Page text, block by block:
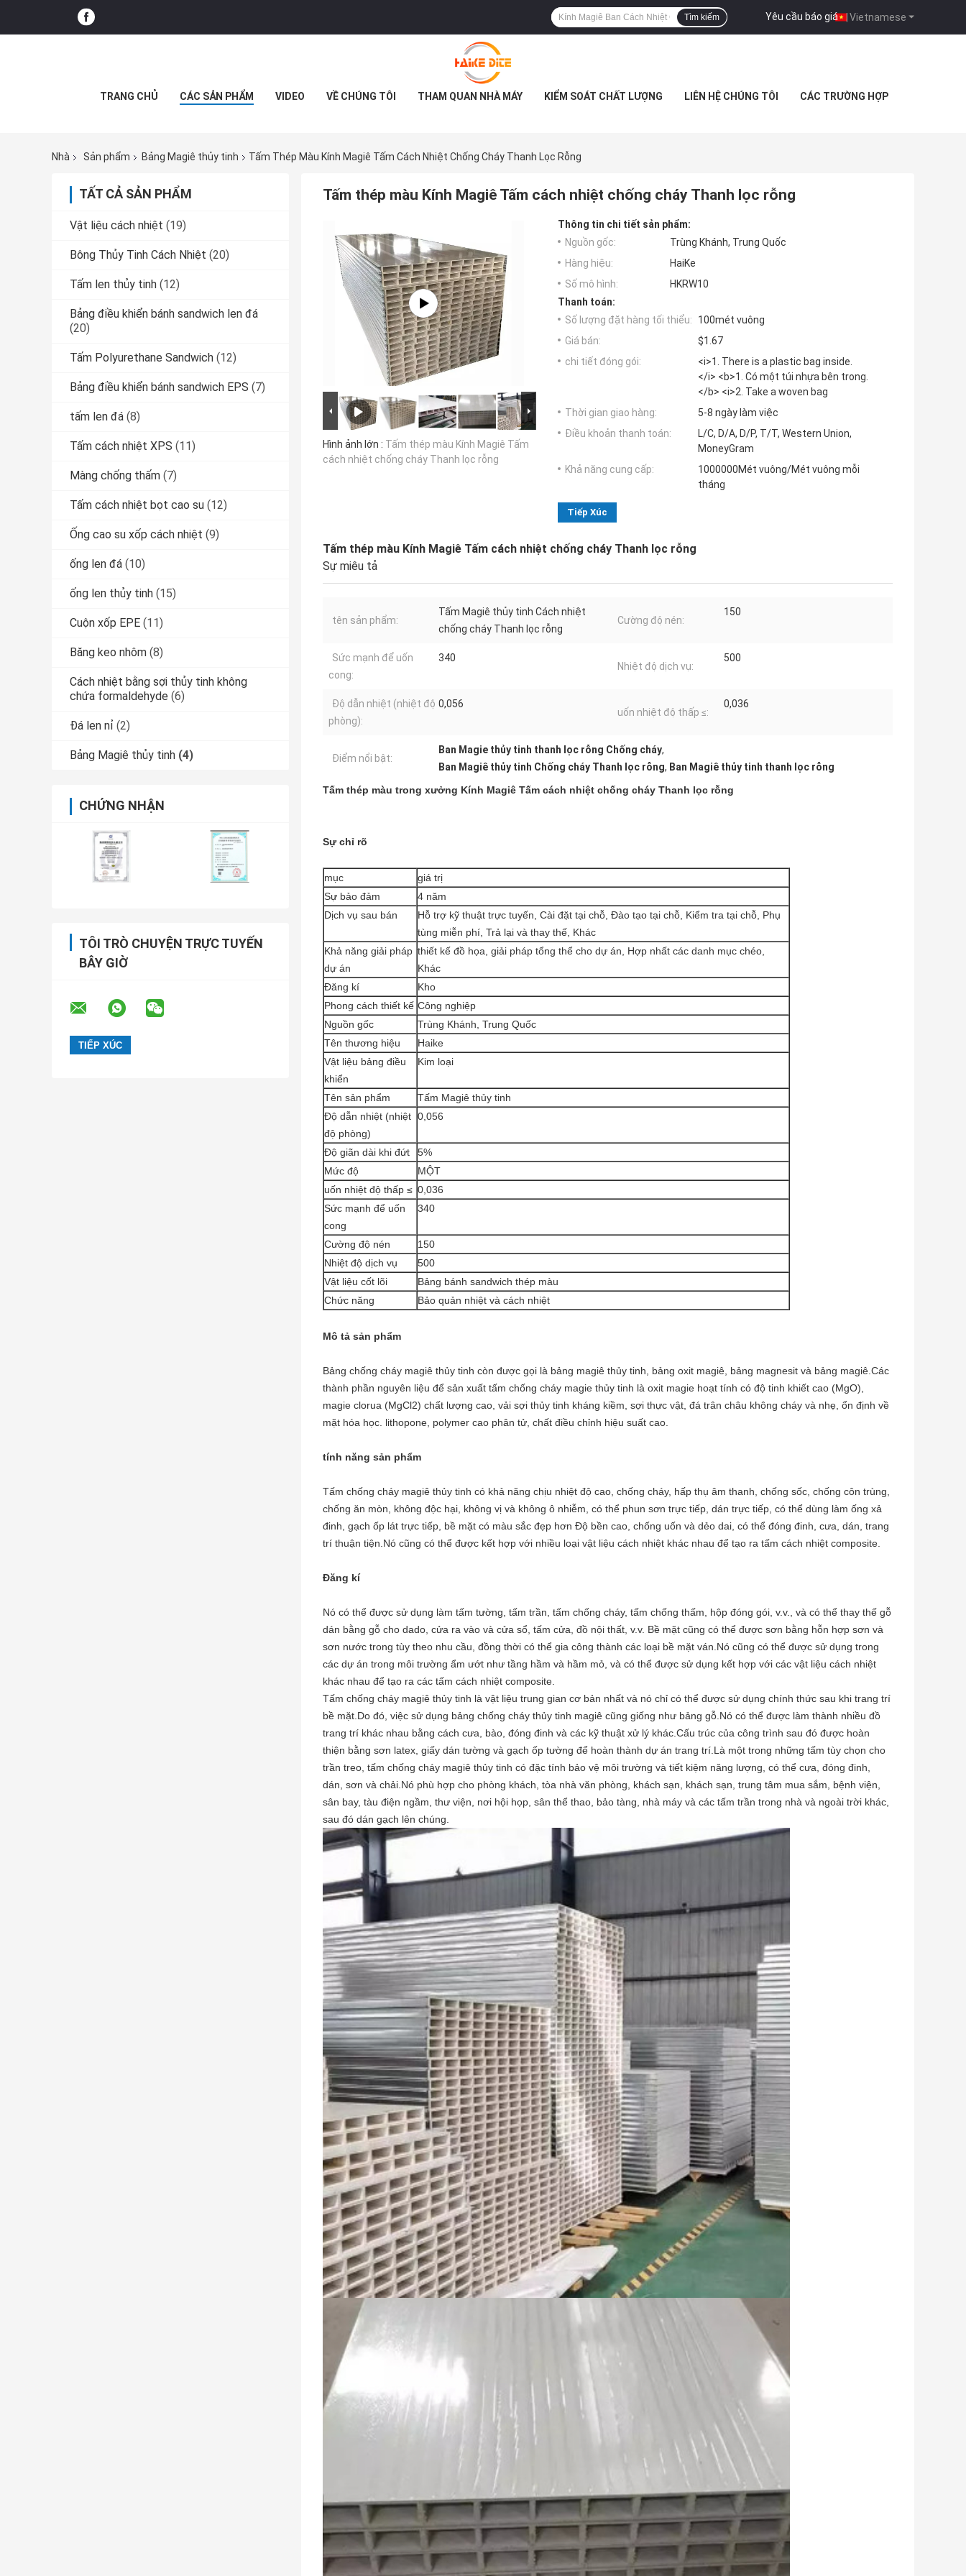
Chúng tôi sẽ gọi lại cho bạn sớm!
GỬI ĐI
Vietnamese
Yêu cầu báo giá |
Tìm kiếm
TRANG CHỦ CÁC SẢN PHẨM VIDEO VỀ CHÚNG TÔI THAM QUAN NHÀ MÁY KIỂM SOÁT CHẤT LƯỢNG LIÊN HỆ CHÚNG TÔI CÁC TRƯỜNG HỢP
Nhà Sản phẩm Bảng Magiê thủy tinh Tấm Thép Màu Kính Magiê Tấm Cách Nhiệt Chống Cháy Thanh Lọc Rỗng
TẤT CẢ SẢN PHẨM
Vật liệu cách nhiệt (19)
Bông Thủy Tinh Cách Nhiệt (20)
Tấm len thủy tinh (12)
Bảng điều khiển bánh sandwich len đá
(20)
Tấm Polyurethane Sandwich (12)
Bảng điều khiển bánh sandwich EPS (7)
tấm len đá (8)
Tấm cách nhiệt XPS (11)
Màng chống thấm (7)
Tấm cách nhiệt bọt cao su (12)
Ống cao su xốp cách nhiệt (9)
ống len đá (10)
ống len thủy tinh (15)
Cuộn xốp EPE (11)
Băng keo nhôm (8)
Cách nhiệt bằng sợi thủy tinh không
chứa formaldehyde (6)
Đá len nỉ (2)
Bảng Magiê thủy tinh (4)
CHỨNG NHẬN
TÔI TRÒ CHUYỆN TRỰC TUYẾN
BÂY GIỜ
Tấm thép màu Kính Magiê Tấm cách nhiệt chống cháy Thanh lọc rỗng
Hình ảnh lớn : Tấm thép màu Kính Magiê Tấm
cách nhiệt chống cháy Thanh lọc rỗng
Thông tin chi tiết sản phẩm:
Nguồn gốc:
Trùng Khánh, Trung Quốc
Hàng hiệu:
HaiKe
Số mô hình:
HKRW10
Thanh toán:
Số lượng đặt hàng tối thiểu:
100mét vuông
Giá bán:
$1.67
chi tiết đóng gói:
<i>1. There is a plastic bag inside.
</i> <b>1. Có một túi nhựa bên trong.
</b> <i>2. Take a woven bag
Thời gian giao hàng:
5-8 ngày làm việc
Điều khoản thanh toán:
L/C, D/A, D/P, T/T, Western Union,
MoneyGram
Khả năng cung cấp:
1000000Mét vuông/Mét vuông mỗi
tháng
Tiếp Xúc
Tấm thép màu Kính Magiê Tấm cách nhiệt chống cháy Thanh lọc rỗng
Sự miêu tả
tên sản phẩm:
Tấm Magiê thủy tinh Cách nhiệt
chống cháy Thanh lọc rỗng
Cường độ nén:
150
Sức mạnh để uốn
cong:
340
Nhiệt độ dịch vụ:
500
Độ dẫn nhiệt (nhiệt độ
phòng):
0,056
uốn nhiệt độ thấp ≤:
0,036
Điểm nổi bật:
Ban Magie thủy tinh thanh lọc rỗng Chống cháy,
Ban Magiê thủy tinh Chống cháy Thanh lọc rỗng, Ban Magiê thủy tinh thanh lọc rỗng
Tấm thép màu trong xưởng Kính Magiê Tấm cách nhiệt chống cháy Thanh lọc rỗng
Sự chỉ rõ
mục
giá trị
Sự bảo đảm
4 năm
Dịch vụ sau bán
Hỗ trợ kỹ thuật trực tuyến, Cài đặt tại chỗ, Đào tạo tại chỗ, Kiểm tra tại chỗ, Phụ
tùng miễn phí, Trả lại và thay thế, Khác
Khả năng giải pháp
dự án
thiết kế đồ họa, giải pháp tổng thể cho dự án, Hợp nhất các danh mục chéo,
Khác
Đăng kí
Kho
Phong cách thiết kế Công nghiệp
Nguồn gốc
Trùng Khánh, Trung Quốc
Tên thương hiệu
Haike
Vật liệu bảng điều
khiển
Kim loại
Tên sản phẩm
Tấm Magiê thủy tinh
Độ dẫn nhiệt (nhiệt
độ phòng)
0,056
Độ giãn dài khi đứt
5%
Mức độ
MỘT
uốn nhiệt độ thấp ≤ 0,036
Sức mạnh để uốn
cong
340
Cường độ nén
150
Nhiệt độ dịch vụ
500
Vật liệu cốt lõi
Bảng bánh sandwich thép màu
Chức năng
Bảo quản nhiệt và cách nhiệt
Mô tả sản phẩm
Bảng chống cháy magiê thủy tinh còn được gọi là bảng magiê thủy tinh, bảng oxit magiê, bảng magnesit và bảng magiê.Các
thành phần nguyên liệu để sản xuất tấm chống cháy magie thủy tinh là oxit magie hoạt tính có độ tinh khiết cao (MgO),
magie clorua (MgCl2) chất lượng cao, vải sợi thủy tinh kháng kiềm, sợi thực vật, đá trân châu không cháy và nhẹ, ổn định về
mặt hóa học. lithopone, polymer cao phân tử, chất điều chỉnh hiệu suất cao.
tính năng sản phẩm
Tấm chống cháy magiê thủy tinh có khả năng chịu nhiệt độ cao, chống cháy, hấp thụ âm thanh, chống sốc, chống côn trùng,
chống ăn mòn, không độc hại, không vị và không ô nhiễm, có thể phun sơn trực tiếp, dán trực tiếp, có thể dùng làm ống xả
đinh, gạch ốp lát trực tiếp, bề mặt có màu sắc đẹp hơn Độ bền cao, chống uốn và dẻo dai, có thể đóng đinh, cưa, dán, trang
trí thuận tiện.Nó cũng có thể được kết hợp với nhiều loại vật liệu cách nhiệt khác nhau để tạo ra tấm cách nhiệt composite.
Đăng kí
Nó có thể được sử dụng làm tấm tường, tấm trần, tấm chống cháy, tấm chống thấm, hộp đóng gói, v.v., và có thể thay thế gỗ
dán bằng gỗ cho dado, cửa ra vào và cửa sổ, tấm cửa, đồ nội thất, v.v. Bề mặt cũng có thể được sơn bằng hỗn hợp sơn và
sơn nước trong tùy theo nhu cầu, đồng thời có thể gia công thành các loại bề mặt ván.Nó cũng có thể được sử dụng trong
các dự án trong môi trường ẩm ướt như tầng hầm và hầm mỏ, và có thể được sử dụng kết hợp với các vật liệu cách nhiệt
khác nhau để tạo ra các tấm cách nhiệt composite.
Tấm chống cháy magiê thủy tinh là vật liệu trung gian cơ bản nhất và nó chỉ có thể được sử dụng chính thức sau khi trang trí
bề mặt.Do đó, việc sử dụng bảng chống cháy thủy tinh magiê cũng giống như bảng gỗ.Nó có thể được làm thành nhiều đồ
trang trí khác nhau bằng cách cưa, bào, đóng đinh và các kỹ thuật xử lý khác.Cấu trúc của công trình sau đó được hoàn
thiện bằng sơn latex, giấy dán tường và gạch ốp tường để hoàn thành dự án trang trí.Là một trong những tấm tùy chọn cho
trần treo, tấm chống cháy magiê thủy tinh có đặc tính bảo vệ môi trường và tiết kiệm năng lượng, có thể cưa, đóng đinh,
dán, sơn và chải.Nó phù hợp cho phòng khách, tòa nhà văn phòng, khách sạn, khách sạn, trung tâm mua sắm, bệnh viện,
sân bay, tàu điện ngầm, thư viện, nơi hội họp, sân thể thao, bảo tàng, nhà máy và các tấm trần trong nhà và ngoài trời khác,
sau đó dán gạch lên chúng.